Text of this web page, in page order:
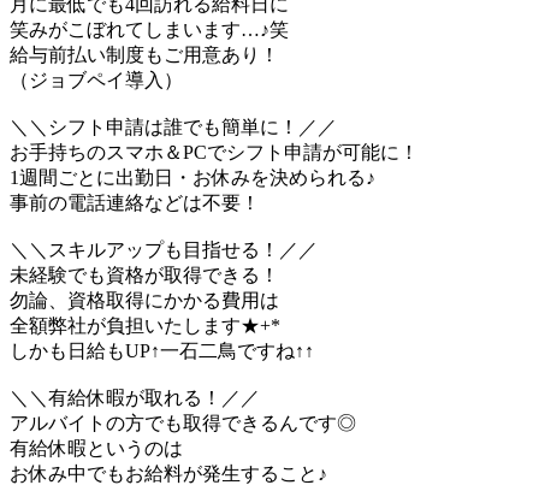
笑みがこぼれてしまいます…♪笑
給与前払い制度もご用意あり！
（ジョブペイ導入）
＼＼シフト申請は誰でも簡単に！／／
お手持ちのスマホ＆PCでシフト申請が可能に！
1週間ごとに出勤日・お休みを決められる♪
事前の電話連絡などは不要！
＼＼スキルアップも目指せる！／／
未経験でも資格が取得できる！
勿論、資格取得にかかる費用は
全額弊社が負担いたします★+*
しかも日給もUP↑一石二鳥ですね↑↑
＼＼有給休暇が取れる！／／
アルバイトの方でも取得できるんです◎
有給休暇というのは
お休み中でもお給料が発生すること♪